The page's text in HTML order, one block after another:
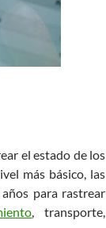
el estado de los
más básico, las
para rastrear
, transporte,